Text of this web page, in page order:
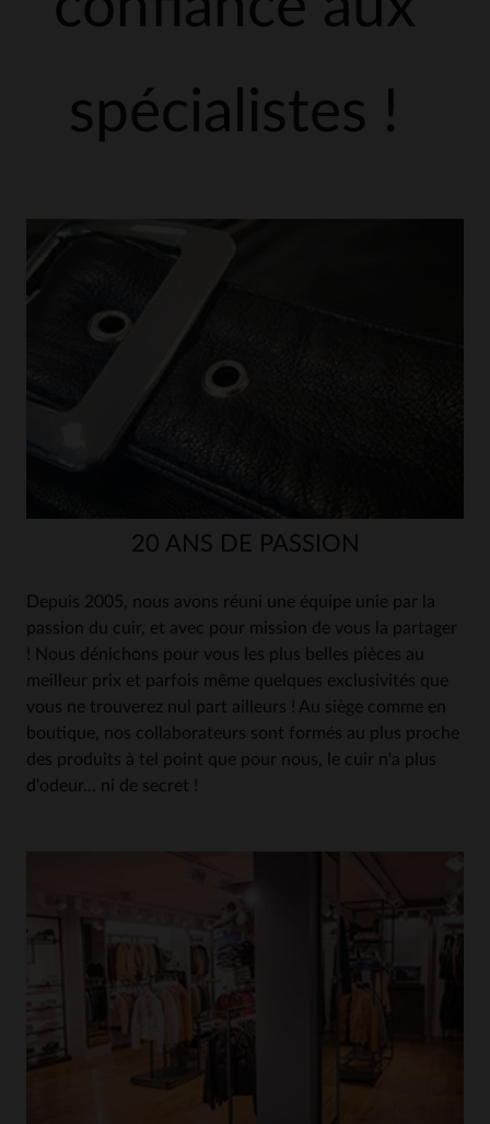
spécialistes !
20 ANS DE PASSION
Depuis 2005, nous avons réuni une équipe unie par la
passion du cuir, et avec pour mission de vous la partager
! Nous dénichons pour vous les plus belles pièces au
meilleur prix et parfois même quelques exclusivités que
vous ne trouverez nul part ailleurs ! Au siège comme en
boutique, nos collaborateurs sont formés au plus proche
des produits à tel point que pour nous, le cuir n'a plus
d'odeur... ni de secret !